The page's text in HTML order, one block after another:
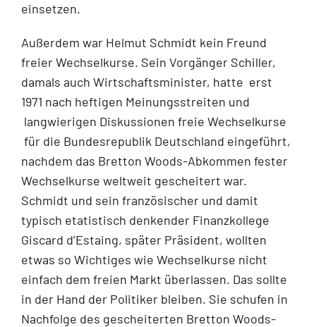
einsetzen.
Außerdem war Helmut Schmidt kein Freund
freier Wechselkurse. Sein Vorgänger Schiller,
damals auch Wirtschaftsminister, hatte erst
1971 nach heftigen Meinungsstreiten und
langwierigen Diskussionen freie Wechselkurse
für die Bundesrepublik Deutschland eingeführt,
nachdem das Bretton Woods-Abkommen fester
Wechselkurse weltweit gescheitert war.
Schmidt und sein französischer und damit
typisch etatistisch denkender Finanzkollege
Giscard d’Estaing, später Präsident, wollten
etwas so Wichtiges wie Wechselkurse nicht
einfach dem freien Markt überlassen. Das sollte
in der Hand der Politiker bleiben. Sie schufen in
Nachfolge des gescheiterten Bretton Woods-